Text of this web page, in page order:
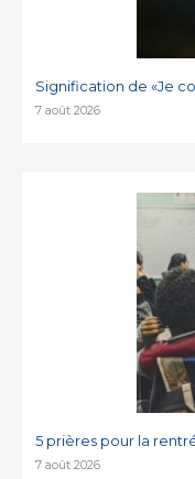
Signification de «Je
7 août 2026
5 prières pour la
7 août 2026